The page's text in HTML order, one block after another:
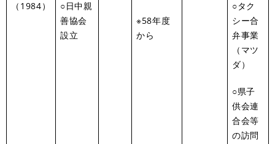
（1984）
○日中親
善協会
設立
※58年度
から
○タク
シー合
弁事業
（マツ
ダ）
○県子
供会連
合会等
の訪問